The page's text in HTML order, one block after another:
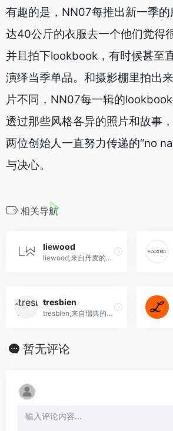
有趣的是，NN07每推出新一季
达40公斤的衣服去一个他们觉得
并且拍下lookbook，有时候甚至
演绎当季单品。和摄影棚里拍出
片不同，NN07每一辑的lookbook
透过那些风格各异的照片和故事
两位创始人一直努力传递的“no
与决心。
相关导航
liewood
liewood,来自丹麦的北欧风的童装品牌海淘网站
tresbien
tresbien,来自瑞典的时尚潮牌品牌
暂无评论